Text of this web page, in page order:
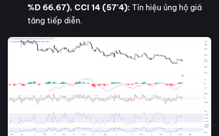
%D 66.67), CCI 14 (57'4): Tín hiệu ủng hộ giá
tăng tiếp diễn.